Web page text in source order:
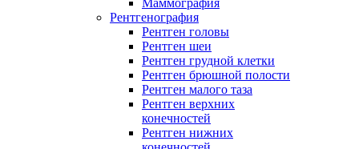
Маммография
Рентгенография
Рентген головы
Рентген шеи
Рентген грудной клетки
Рентген брюшной полости
Рентген малого таза
Рентген верхних
конечностей
Рентген нижних